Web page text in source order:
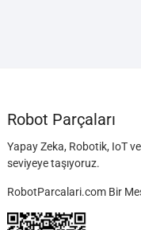
Robot Parçaları
Yapay Zeka, Robotik, IoT
seviyeye taşıyoruz.
RobotParcalari.com Bir